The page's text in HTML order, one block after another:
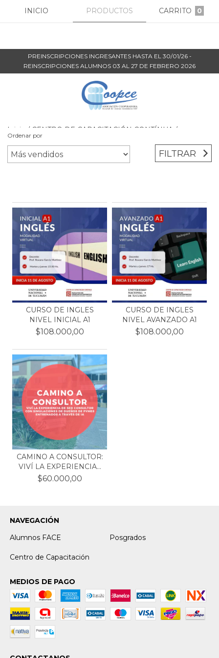
INICIO PRODUCTOS CARRITO 0
PREINSCRIPCIONES INGRESANTES HASTA EL 30/01/26 -
REINSCRIPCIONES ALUMNOS 03 AL 27 DE FEBRERO 2026
Inicio / CENTRO DE CAPACITACIÓN CONTÍNUA /
SECRETARIA DE EXTENSIÓN
Ordenar por
FILTRAR
CURSO DE INGLES
NIVEL INICIAL A1
$108.000,00
CURSO DE INGLES
NIVEL AVANZADO A1
$108.000,00
CAMINO A CONSULTOR:
VIVÍ LA EXPERIENCIA...
$60.000,00
NAVEGACIÓN
Alumnos FACE
Posgrados
Centro de Capacitación
MEDIOS DE PAGO